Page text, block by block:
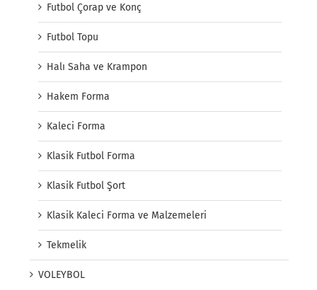
Futbol Çorap ve Konç
Futbol Topu
Halı Saha ve Krampon
Hakem Forma
Kaleci Forma
Klasik Futbol Forma
Klasik Futbol Şort
Klasik Kaleci Forma ve Malzemeleri
Tekmelik
VOLEYBOL